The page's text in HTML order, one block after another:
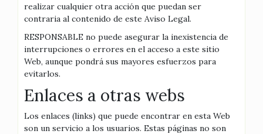
realizar cualquier otra acción que puedan ser
contraria al contenido de este Aviso Legal.
RESPONSABLE no puede asegurar la inexistencia de
interrupciones o errores en el acceso a este sitio
Web, aunque pondrá sus mayores esfuerzos para
evitarlos.
Enlaces a otras webs
Los enlaces (links) que puede encontrar en esta Web
son un servicio a los usuarios. Estas páginas no son